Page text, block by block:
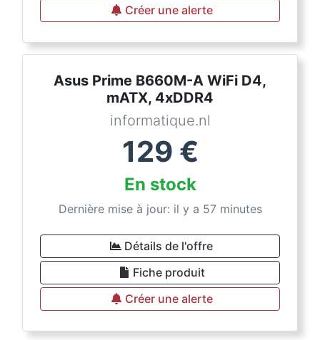
Créer une alerte
Asus Prime B660M-A WiFi D4,
mATX, 4xDDR4
informatique.nl
129 €
En stock
Dernière mise à jour: il y a 57 minutes
Détails de l'offre
Fiche produit
Créer une alerte